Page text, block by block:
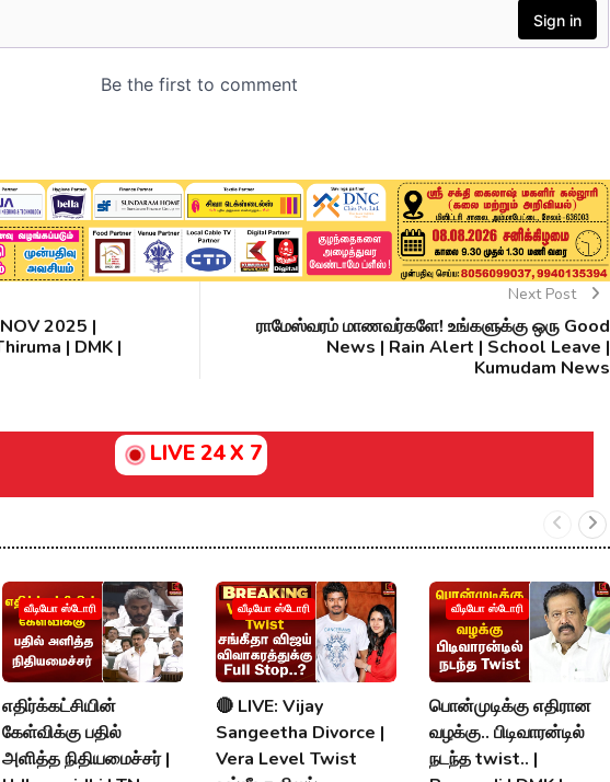
2025 |
| DMK |
Next Post
ராமேஸ்வரம் மாணவர்களே! உங்களுக்கு ஒரு Good
News | Rain Alert | School Leave |
Kumudam News
LIVE 24 X 7
வீடியோ ஸ்டோரி
எதிர்க்கட்சியின்
கேள்விக்கு பதில்
அளித்த நிதியமைச்சர் |
வீடியோ ஸ்டோரி
🔴 LIVE: Vijay
Sangeetha Divorce |
Vera Level Twist
வீடியோ ஸ்டோரி
பொன்முடிக்கு எதிரான
வழக்கு.. பிடிவாரன்டில்
நடந்த twist.. |